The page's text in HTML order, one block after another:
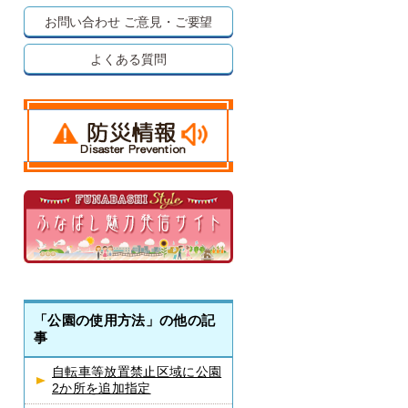
お問い合わせ ご意見・ご要望
よくある質問
「公園の使用方法」の他の記
事
自転車等放置禁止区域に公園
2か所を追加指定